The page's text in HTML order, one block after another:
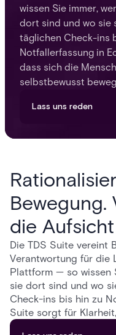
wissen Sie immer,
dort sind und wo sie
täglichen Check-ins
Notfallerfassung in
dass sich die
selbstbewusst
Lass uns reden
Bewegung.
die Aufsicht
Die TDS Suite vereint
Verantwortung für die
Plattform — so wissen
sie dort sind und wo
Check-ins bis hin zu
Suite sorgt für